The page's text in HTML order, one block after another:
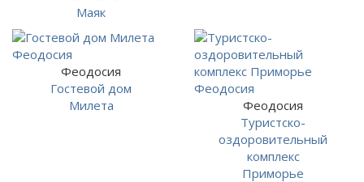
Маяк
Феодосия
Гостевой дом
Милета
Феодосия
Туристско-
оздоровительный
комплекс
Приморье